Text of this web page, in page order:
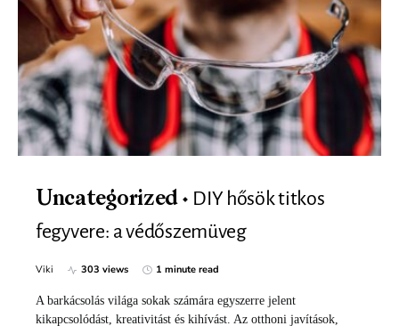
Uncategorized
DIY hősök titkos
fegyvere: a védőszemüveg
Viki 303 views 1 minute read
A barkácsolás világa sokak számára egyszerre jelent
kikapcsolódást, kreativitást és kihívást. Az otthoni javítások,